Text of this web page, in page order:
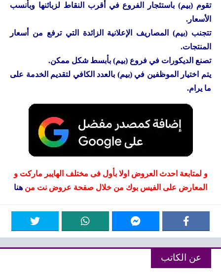
تقوم (بيم) باستئجار الفروع في أقرب النقاط لزبائنها وبأنسب
الأسعار.
تتجنب (بيم) المصاريف الإعلانية الزائدة التي ترفع من أسعار
المنتجات.
تصنع الديكورات في فروع (بيم) بأبسط شكل ممكن.
يتم اختيار الموظفين في (بيم) بالعدد الكافي لتقديم الخدمة على
ما يرام.
و لمتابعة احدث العروض اولا بأول فى مختلف الهايبر ماركت و
المعارض على الفيس بوك من خلال صفحة عروض نت من هنا
عن الكاتب